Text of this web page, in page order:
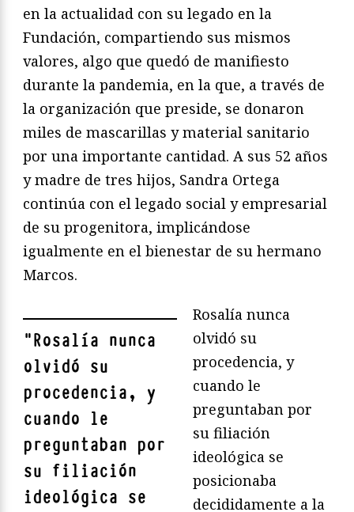
en la actualidad con su legado en la
Fundación, compartiendo sus mismos
valores, algo que quedó de manifiesto
durante la pandemia, en la que, a través de
la organización que preside, se donaron
miles de mascarillas y material sanitario
por una importante cantidad. A sus 52 años
y madre de tres hijos, Sandra Ortega
continúa con el legado social y empresarial
de su progenitora, implicándose
igualmente en el bienestar de su hermano
Marcos.
"Rosalía nunca
olvidó su
procedencia, y
cuando le
preguntaban por
su filiación
ideológica se
Rosalía nunca
olvidó su
procedencia, y
cuando le
preguntaban por
su filiación
ideológica se
posicionaba
decididamente a la